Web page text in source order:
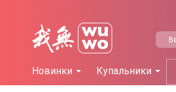
Новинки Купальники